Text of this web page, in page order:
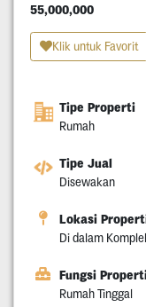
55,000,000
Klik untuk Favorit
Tipe Properti
Rumah
Tipe Jual
Disewakan
Lokasi
Di dalam
Fungsi
Rumah Tinggal